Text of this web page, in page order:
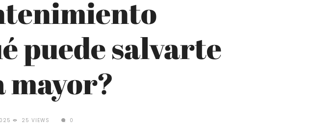
puede salvarte
mayor?
25 VIEWS 0